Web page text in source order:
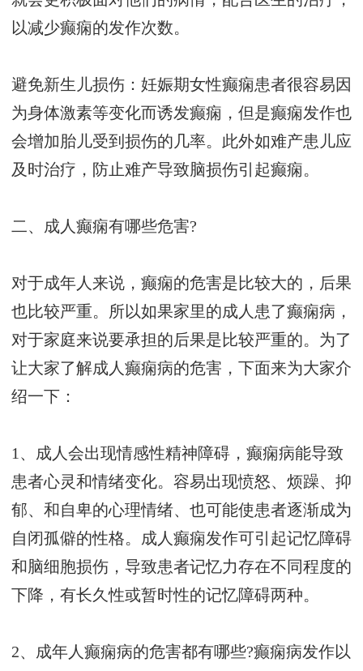
以减少癫痫的发作次数。
避免新生儿损伤：妊娠期女性癫痫患者很容易因
为身体激素等变化而诱发癫痫，但是癫痫发作也
会增加胎儿受到损伤的几率。此外如难产患儿应
及时治疗，防止难产导致脑损伤引起癫痫。
二、成人癫痫有哪些危害?
对于成年人来说，癫痫的危害是比较大的，后果
也比较严重。所以如果家里的成人患了癫痫病，
对于家庭来说要承担的后果是比较严重的。为了
让大家了解成人癫痫病的危害，下面来为大家介
绍一下：
1、成人会出现情感性精神障碍，癫痫病能导致
患者心灵和情绪变化。容易出现愤怒、烦躁、抑
郁、和自卑的心理情绪、也可能使患者逐渐成为
自闭孤僻的性格。成人癫痫发作可引起记忆障碍
和脑细胞损伤，导致患者记忆力存在不同程度的
下降，有长久性或暂时性的记忆障碍两种。
2、成年人癫痫病的危害都有哪些?癫痫病发作以